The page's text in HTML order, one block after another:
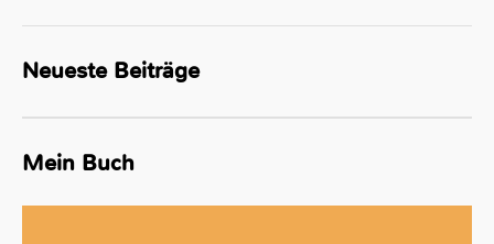
Neueste Beiträge
Mein Buch